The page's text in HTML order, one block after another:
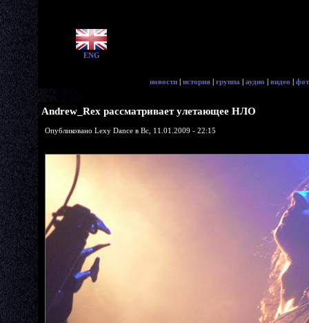
ENG
новости | история | группа | аудио | видео |
Andrew_Rex рассматривает улетающее НЛО
Опубликовано Lexy Dance в Вс, 11.01.2009 - 22:15